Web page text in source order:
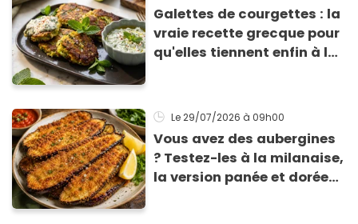
Galettes de courgettes : la
vraie recette grecque pour
qu'elles tiennent enfin à la
Le 29/07/2026 à 09h00
Vous avez des aubergines
? Testez-les à la milanaise,
la version panée et dorée